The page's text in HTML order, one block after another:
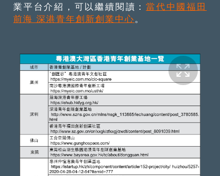
業平台介紹，可以繼續閱讀：當代中國福田
前海 深港青年創新創業中心。